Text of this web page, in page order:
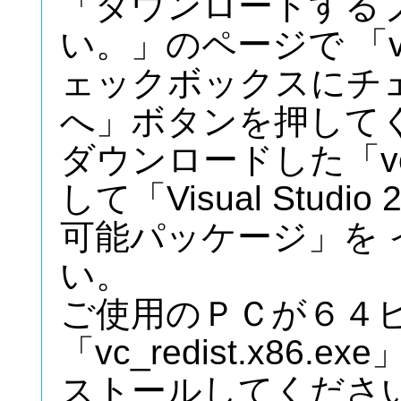
い。」のページで
ェックボックスにチ
へ」ボタンを押して
ダウンロードした「
して「Visual Studio
可能パッケージ」を
い。
ご使用のＰＣが６４
「vc_redist.x86.exe
ストールしてくださ